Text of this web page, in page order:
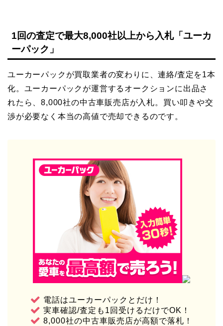
1回の査定で最大8,000社以上から入札「ユーカ
ーパック」
ユーカーパックが買取業者の変わりに、連絡/査定を1本
化。ユーカーパックが運営するオークションに出品さ
れたら、8,000社の中古車販売店が入札。買い叩きや交
渉が必要なく本当の高値で売却できるのです。
電話はユーカーパックとだけ！
実車確認/査定も1回受けるだけでOK！
8,000社の中古車販売店が高額で落札！